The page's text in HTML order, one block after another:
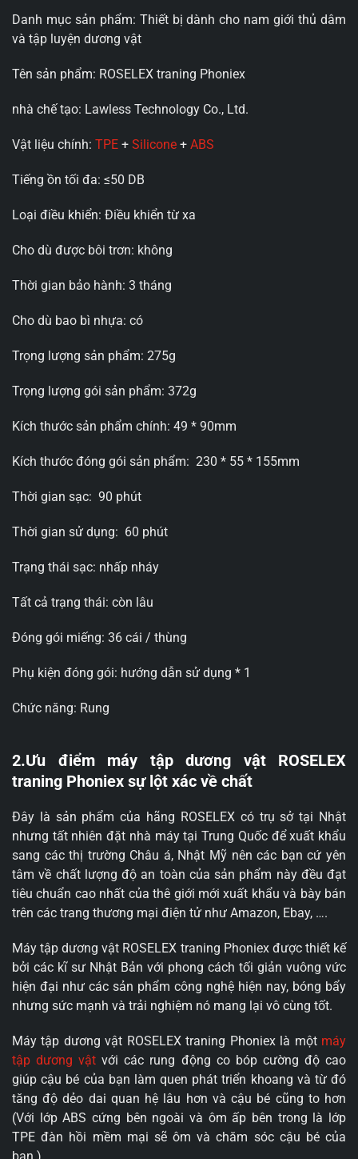
Danh mục sản phẩm: Thiết bị dành cho nam giới thủ dâm
và tập luyện dương vật
Tên sản phẩm: ROSELEX traning Phoniex
nhà chế tạo: Lawless Technology Co., Ltd.
Vật liệu chính: TPE + Silicone + ABS
Tiếng ồn tối đa: ≤50 DB
Loại điều khiển: Điều khiển từ xa
Cho dù được bôi trơn: không
Thời gian bảo hành: 3 tháng
Cho dù bao bì nhựa: có
Trọng lượng sản phẩm: 275g
Trọng lượng gói sản phẩm: 372g
Kích thước sản phẩm chính: 49 * 90mm
Kích thước đóng gói sản phẩm: 230 * 55 * 155mm
Thời gian sạc: 90 phút
Thời gian sử dụng: 60 phút
Trạng thái sạc: nhấp nháy
Tất cả trạng thái: còn lâu
Đóng gói miếng: 36 cái / thùng
Phụ kiện đóng gói: hướng dẫn sử dụng * 1
Chức năng: Rung
2.Ưu điểm máy tập dương vật ROSELEX
traning Phoniex sự lột xác về chất
Đây là sản phẩm của hãng ROSELEX có trụ sở tại Nhật
nhưng tất nhiên đặt nhà máy tại Trung Quốc để xuất khẩu
sang các thị trường Châu á, Nhật Mỹ nên các bạn cứ yên
tâm về chất lượng độ an toàn của sản phẩm này đều đạt
tiêu chuẩn cao nhất của thê giới mới xuất khẩu và bày bán
trên các trang thương mại điện tử như Amazon, Ebay, ….
Máy tập dương vật ROSELEX traning Phoniex được thiết kế
bởi các kĩ sư Nhật Bản với phong cách tối giản vuông vức
hiện đại như các sản phẩm công nghệ hiện nay, bóng bẩy
nhưng sức mạnh và trải nghiệm nó mang lại vô cùng tốt.
Máy tập dương vật ROSELEX traning Phoniex là một máy
tập dương vật với các rung động co bóp cường độ cao
giúp cậu bé của bạn làm quen phát triển khoang và từ đó
tăng độ dẻo dai quan hệ lâu hơn và cậu bé cũng to hơn
(Với lớp ABS cứng bên ngoài và ôm ấp bên trong là lớp
TPE đàn hồi mềm mại sẽ ôm và chăm sóc cậu bé của